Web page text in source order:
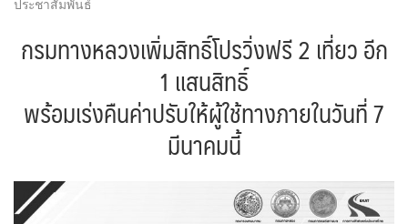
ประชาสัมพันธ์
กรมทางหลวงเพิ่มสิทธิ์โปรวิ่งฟรี 2 เที่ยว อีก
1 แสนสิทธิ์
พร้อมเร่งคืนค่าปรับให้ผู้ใช้ทางภายในวันที่ 7
มีนาคมนี้